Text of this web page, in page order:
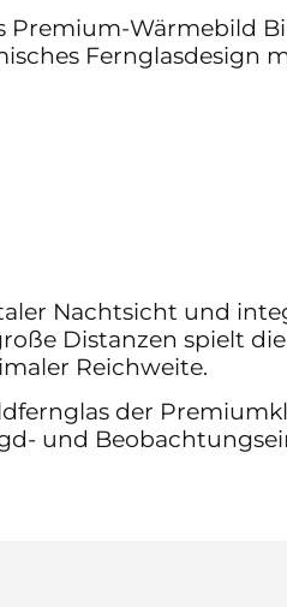
Premium-Wärmebild
Fernglasdesign
Nachtsicht und
Distanzen spielt
Reichweite.
der
und